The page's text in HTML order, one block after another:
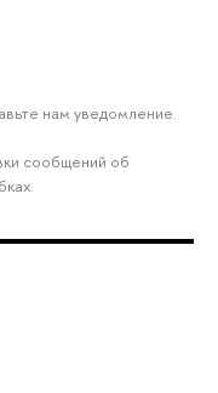
нам уведомление.
сообщений об